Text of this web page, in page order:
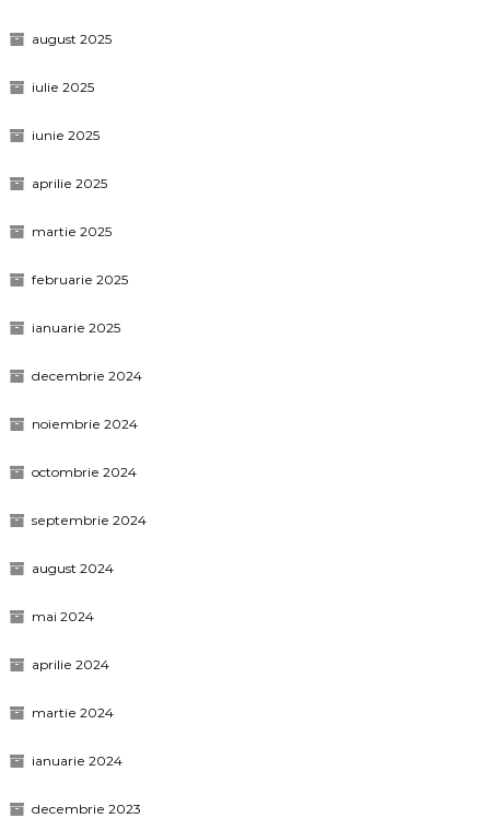
august 2025
iulie 2025
iunie 2025
aprilie 2025
martie 2025
februarie 2025
ianuarie 2025
decembrie 2024
noiembrie 2024
octombrie 2024
septembrie 2024
august 2024
mai 2024
aprilie 2024
martie 2024
ianuarie 2024
decembrie 2023